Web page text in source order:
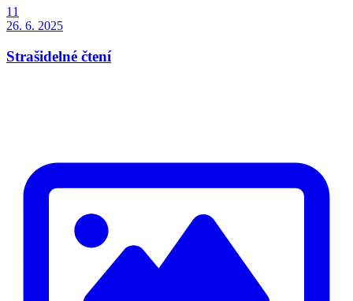
11
26. 6. 2025
Strašidelné čtení